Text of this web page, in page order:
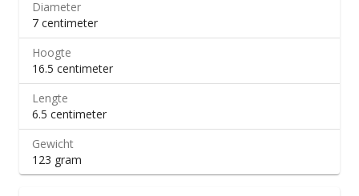
Diameter
7 centimeter
Hoogte
16.5 centimeter
Lengte
6.5 centimeter
Gewicht
123 gram